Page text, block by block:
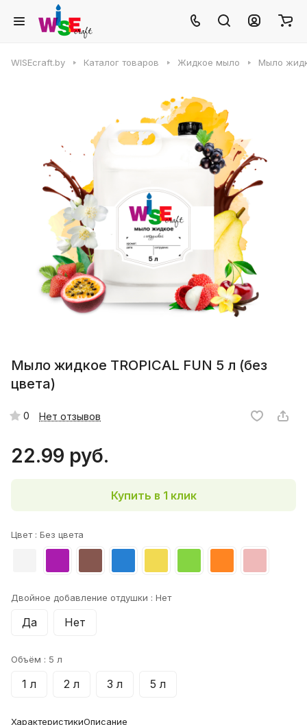
WISEcraft.by Каталог товаров Жидкое мыло Мыло
Мыло жидкое TROPICAL FUN 5 л (без
цвета)
0 Нет отзывов
22.99 руб.
Купить в 1 клик
Цвет : Без цвета
Двойное добавление отдушки : Нет
Да Нет
Объём : 5 л
1 л 2 л 3 л 5 л
ХарактеристикиОписание